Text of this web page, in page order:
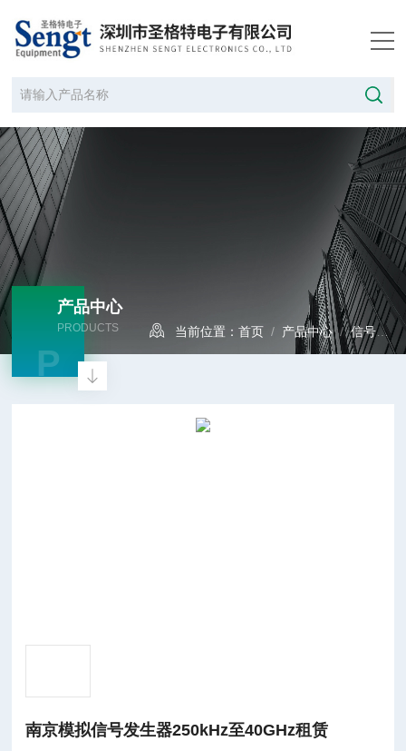
产品中心
PRODUCTS
P
当前位置：首页 / 产品中心/信号发生器
南京模拟信号发生器250kHz至40GHz租赁